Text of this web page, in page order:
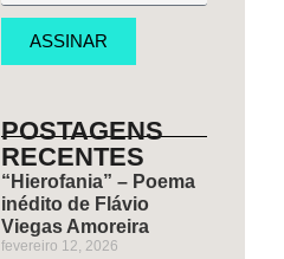
ASSINAR
POSTAGENS
RECENTES
“Hierofania” – Poema
inédito de Flávio
Viegas Amoreira
fevereiro 12, 2026